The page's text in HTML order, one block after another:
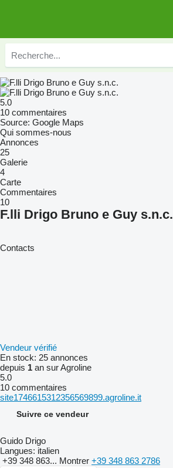
5.0
10 commentaires
Source: Google Maps
Qui sommes-nous
Annonces
25
Galerie
4
Carte
Commentaires
10
F.lli Drigo Bruno e Guy s.n.c.
Contacts
Vendeur vérifié
En stock: 25 annonces
depuis 1 an sur Agroline
5.0
10 commentaires
site1746615312356569899.agroline.it
Suivre ce vendeur
Guido Drigo
Langues: italien
+39 348 863... Montrer +39 348 863 2786